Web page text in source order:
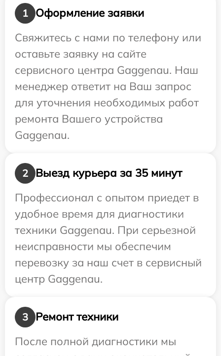
1
Оформление заявки
Свяжитесь с нами по телефону или
оставьте заявку на сайте
сервисного центра Gaggenau. Наш
менеджер ответит на Ваш запрос
для уточнения необходимых работ
ремонта Вашего устройства
Gaggenau.
2
Выезд курьера за 35 минут
Профессионал с опытом приедет в
удобное время для диагностики
техники Gaggenau. При серьезной
неисправности мы обеспечим
перевозку за наш счет в сервисный
центр Gaggenau.
3
Ремонт техники
После полной диагностики мы